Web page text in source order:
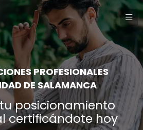
PROFESIONALES
DE SALAMANCA
posicionamiento
certificándote hoy